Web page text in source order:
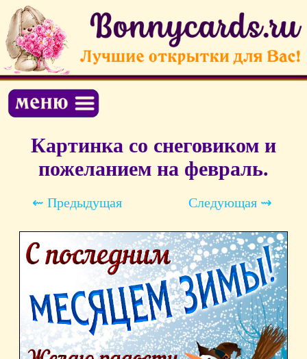
Картинка со снеговиком и
пожеланием на февраль.
⇜ Предыдущая Следующая ⇝